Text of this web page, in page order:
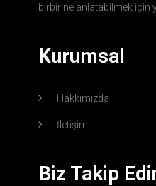
birbirine anlatabilmek için
Kurumsal
Hakkımızda
İletişim
Biz Takip